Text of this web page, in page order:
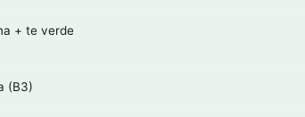
+ te verde
(B3)